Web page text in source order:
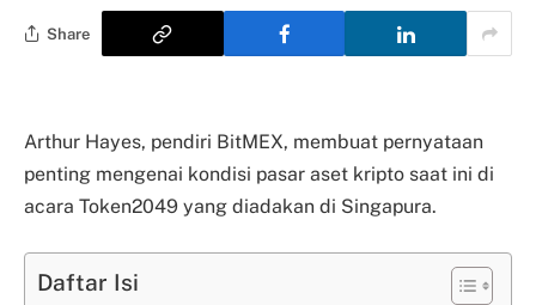
Share
Arthur Hayes, pendiri BitMEX, membuat pernyataan
penting mengenai kondisi pasar aset kripto saat ini di
acara Token2049 yang diadakan di Singapura.
Daftar Isi